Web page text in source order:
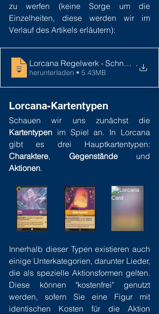
zu werfen (keine Sorge um die
Einzelheiten, diese werden wir im
Verlauf des Artikels erläutern):
Lorcana Regelwerk - .
herunterladen • 5.43MB
Lorcana-Kartentypen
Kartentypen im Spiel an. In Lorcana
Charaktere, Gegenstände
Aktionen.
Innerhalb dieser Typen existieren auch
einige Unterkategorien, darunter Lieder,
die als spezielle Aktionsformen gelten.
Diese können "kostenfrei" genutzt
werden, sofern Sie eine Figur mit
identischen Kosten für die Aktion